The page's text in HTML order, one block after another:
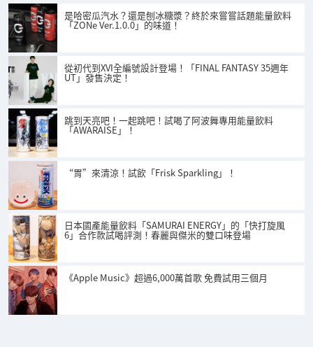
是哈密瓜汽水？還是刨冰糖漿？終於來嘗嘗話題能量飲料
「ZONe Ver.1.0.0」的味道！
從初代到XVI全編號設計登場！「FINAL FANTASY 35週年
UT」發售決定！
跳到天亮吧！一起跳吧！試喝了阿波舞專用能量飲料
「AWARAISE」！
“胃”來清涼！試飲「Frisk Sparkling」！
日本國產能量飲料「SAMURAI ENERGY」的「快打旋風
6」合作款試喝評測！春麗與傑米的雙口味登場
《Apple Music》超過6,000萬首歌 免費試用三個月